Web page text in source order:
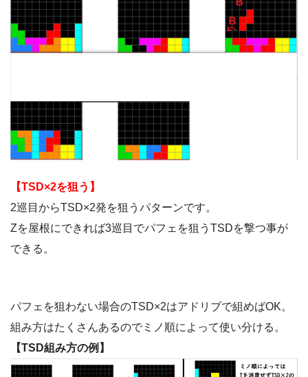
【TSD×2を狙う】
2巡目からTSD×2発を狙うパターンです。
Zを屋根にできれば3巡目でパフェを狙うTSDを撃つ事が
できる。
パフェを狙わない場合のTSD×2はアドリブで組めばOK。
組み方はたくさんあるのでミノ順によって使い分ける。
【TSD組み方の例】